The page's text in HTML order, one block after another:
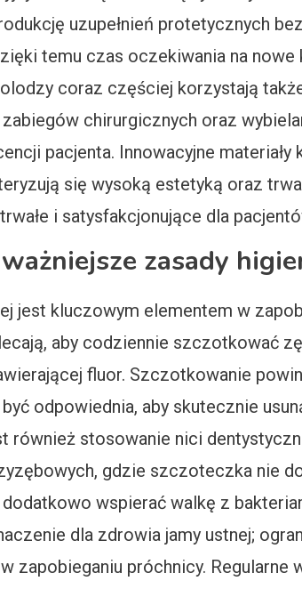
uzupełnień protetycznych
temu czas oczekiwania na
coraz częściej korzystają
chirurgicznych oraz
pacjenta. Innowacyjne
się wysoką estetyką oraz
i satysfakcjonujące dla
zasady
jest kluczowym elementem w
aby codziennie szczotkować
fluor. Szczotkowanie
odpowiednia, aby skutecznie
również stosowanie nici
gdzie szczoteczka nie
wspierać walkę z
dla zdrowia jamy ustnej;
zapobieganiu próchnicy. Regularne